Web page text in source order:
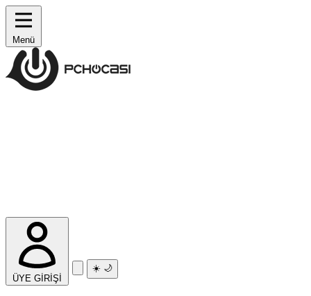
Menü
ÜYE GİRİŞİ
☀️ 🌙